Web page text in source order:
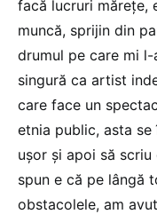
facă lucruri mărețe,
muncă, sprijin din
drumul pe care mi
singură ca artist
care face un
etnia public, asta
ușor și apoi să
spun e că pe lângă
obstacolele, am